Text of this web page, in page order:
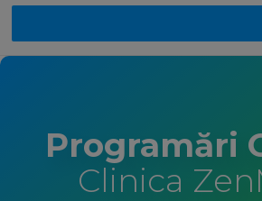
Programări
Clinica